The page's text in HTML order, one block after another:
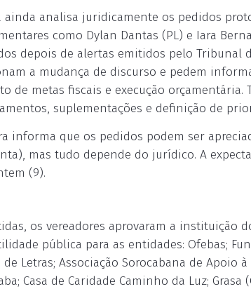
ainda analisa juridicamente os pedidos
como Dylan Dantas (PL) e Iara
depois de alertas emitidos pelo Tribunal
a mudança de discurso e pedem
de metas fiscais e execução
suplementações e definição de
informa que os pedidos podem ser
mas tudo depende do jurídico. A
(9).
os vereadores aprovaram a instituição
pública para as entidades: Ofebas;
Letras; Associação Sorocabana de Apoio
Casa de Caridade Caminho da Luz;